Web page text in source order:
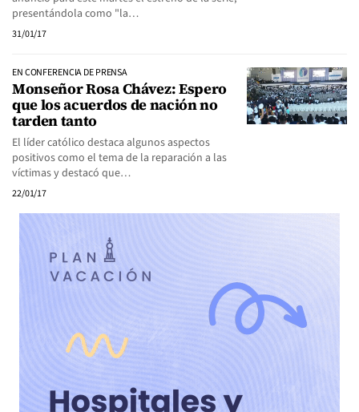
presentándola como "la…
31/01/17
EN CONFERENCIA DE PRENSA
Monseñor Rosa Chávez: Espero
que los acuerdos de nación no
tarden tanto
El líder católico destaca algunos aspectos
positivos como el tema de la reparación a las
víctimas y destacó que…
22/01/17